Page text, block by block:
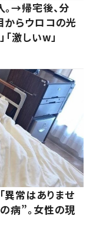
。→帰宅後、分
らウロコの光
激しいw」
異常はありませ
病”。女性の現